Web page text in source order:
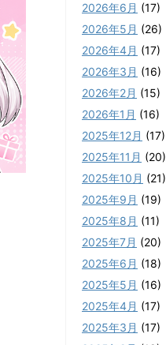
2026年6月 (17)
2026年5月 (26)
2026年4月 (17)
2026年3月 (16)
2026年2月 (15)
2026年1月 (16)
2025年12月 (17)
2025年11月 (20)
2025年10月 (21)
2025年9月 (19)
2025年8月 (11)
2025年7月 (20)
2025年6月 (18)
2025年5月 (16)
2025年4月 (17)
2025年3月 (17)